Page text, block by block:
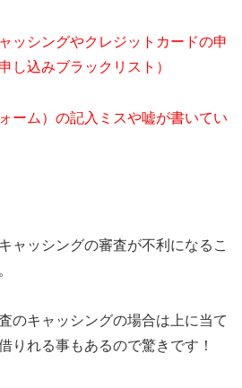
ッシングやクレジットカードの申
し込みブラックリスト）
ーム）の記入ミスや嘘が書いてい
ャッシングの審査が不利になるこ
のキャッシングの場合は上に当て
りれる事もあるので驚きです！